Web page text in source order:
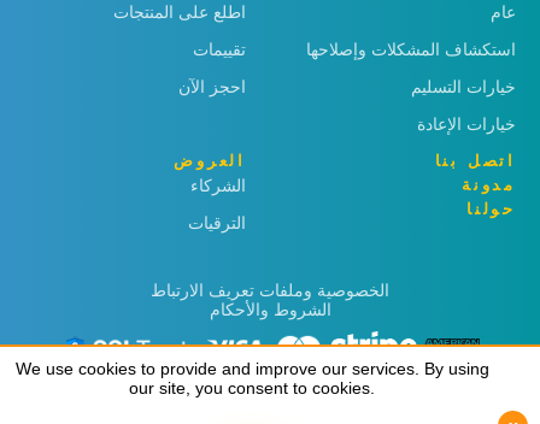
اطلع على المنتجات
تقييمات
احجز الآن
عام
استكشاف المشكلات وإصلاحها
خيارات التسليم
خيارات الإعادة
العروض
الشركاء
الترقيات
اتصل بنا
مدونة
حولنا
الخصوصية وملفات تعريف الارتباط
الشروط والأحكام
We use cookies to provide and improve our services. By using
our site, you consent to cookies.
We use cookies to provide and improve our services. By using
our site, you consent to cookies.